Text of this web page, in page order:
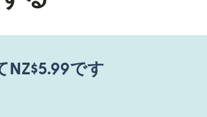
NZ$5.99です